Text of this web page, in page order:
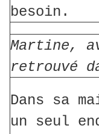
besoin.
Martine,
retrouvé
Dans sa
un seul